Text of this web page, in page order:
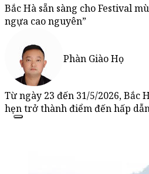
Bắc Hà sẵn sàng cho Festival
ngựa cao nguyên”
Phàn Giào Họ
Từ ngày 23 đến 31/5/2026, Bắc
hẹn trở thành điểm đến hấp